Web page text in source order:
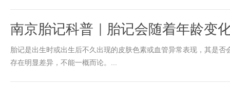
南京胎记科普｜胎记会随着年龄变
胎记是出生时或出生后不久出现的皮肤色素或血管异常表现，其是
存在明显差异，不能一概而论。...